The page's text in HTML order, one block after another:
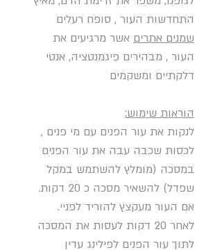
התחדשות העור , סופח רעלים
שמנים אתרים אשר מרגיעים את
העור , מבהירים פיגמנטציה, אנטי
דלקתיים ומשקמים
הוראות שימוש:
לנקות את עור הפנים עם מי פנים ,
לכסות שכבה עבה את עור הפנים
במסכה (מומלץ להשתמש במקל
שפדל) להשאיר מסכה כ 20 דקות.
אם העור מעקצץ להוריד לפניי.
לאחר 20 דקות לעסות את המסכה
לתוך עור הפנים לפילינג עדין